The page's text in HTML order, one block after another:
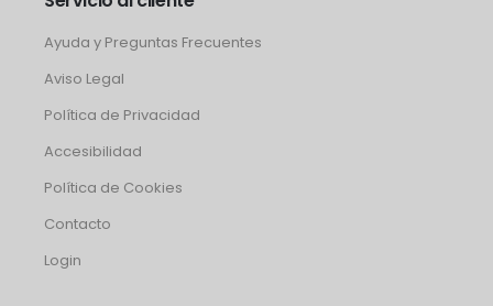
Ayuda y Preguntas Frecuentes
Aviso Legal
Política de Privacidad
Accesibilidad
Política de Cookies
Contacto
Login